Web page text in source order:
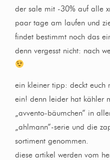
der sale mit -30% auf alle
paar tage am laufen und
findet bestimmt noch das
denn vergesst nicht: nach
ein kleiner tipp: deckt euch
ein! denn leider hat kähler
„avvento-bäumchen“ in
„ahlmann“-serie und die
sortiment genommen.
diese artikel werden vom